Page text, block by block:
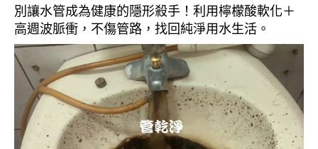
別讓水管成為健康的隱形殺手！利用檸檬酸軟化＋
高週波脈衝，不傷管路，找回純淨用水生活。